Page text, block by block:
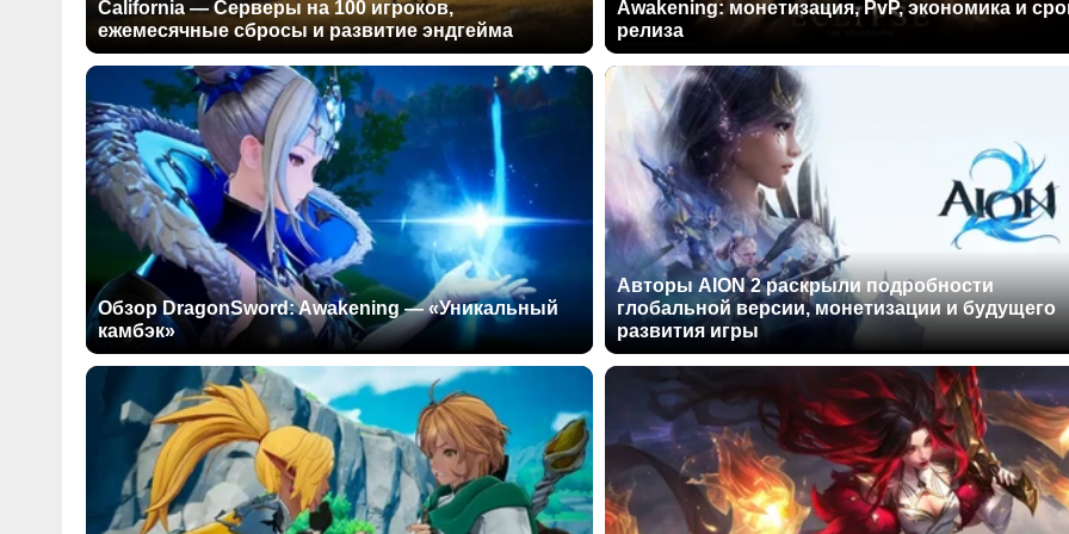
California — Серверы на 100 игроков,
ежемесячные сбросы и развитие эндгейма
Awakening: монетизация, PvP, экономика и
релиза
Обзор DragonSword: Awakening — «Уникальный
камбэк»
Авторы AION 2 раскрыли подробности
глобальной версии, монетизации и будущего
развития игры